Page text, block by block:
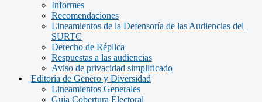
Informes
Recomendaciones
Lineamientos de la Defensoría de las Audiencias del
SURTC
Derecho de Réplica
Respuestas a las audiencias
Aviso de privacidad simplificado
Editoría de Genero y Diversidad
Lineamientos Generales
Guía Cobertura Electoral